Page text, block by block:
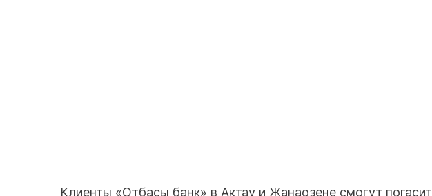
Клиенты «Отбасы банк» в Актау и Жанаозене смогут